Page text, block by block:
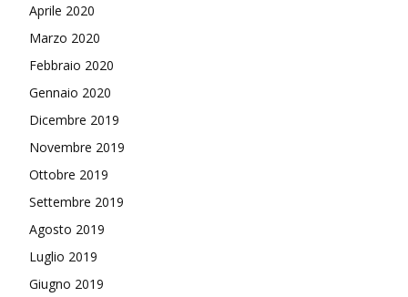
Aprile 2020
Marzo 2020
Febbraio 2020
Gennaio 2020
Dicembre 2019
Novembre 2019
Ottobre 2019
Settembre 2019
Agosto 2019
Luglio 2019
Giugno 2019